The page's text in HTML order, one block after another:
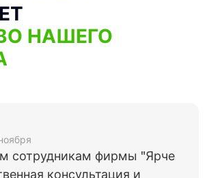
НАШЕГО
сотрудникам фирмы "Ярче
консультация и